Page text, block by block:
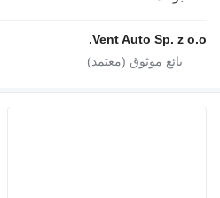
Vent Auto Sp. z